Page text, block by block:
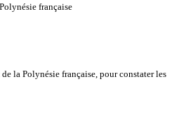
française
la Polynésie française, pour constater les